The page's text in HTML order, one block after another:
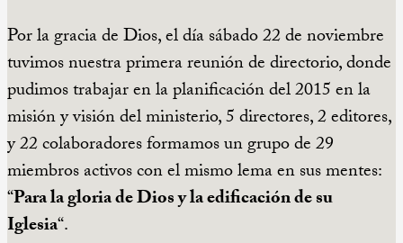
Por la gracia de Dios, el día sábado 22 de noviembre
tuvimos nuestra primera reunión de directorio, donde
pudimos trabajar en la planificación del 2015 en la
misión y visión del ministerio, 5 directores, 2 editores,
y 22 colaboradores formamos un grupo de 29
miembros activos con el mismo lema en sus mentes:
“Para la gloria de Dios y la edificación de su
Iglesia“.